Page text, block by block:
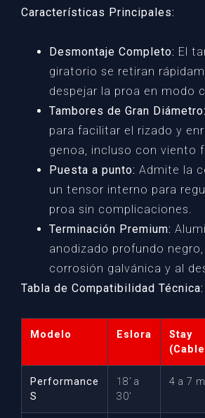
Características Principales:
Desmontaje Completo: El
giratorio se retiran
despejar la proa en modo
Tambores de Gran Diámetro:
para facilitar el rizado y
genoa, incluso con viento
Puesta a punto: Admite la
un tensor interno para
proa sin complicaciones.
Terminación Premium:
anodizado profundo
corrosión galvánica y al
Tabla de Compatibilidad Técnica:
Modelo Eslora
Stay
Performance
S
18’ a
30′
4 a 7